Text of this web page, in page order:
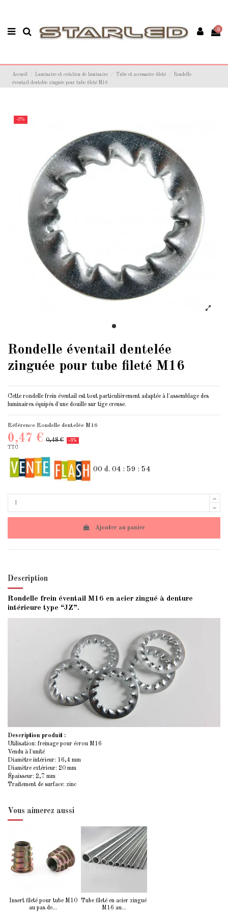
0
Accueil Luminaire et création de luminaire Tube et accessoire fileté
Rondelle
éventail dentelée zinguée pour tube fileté M16
-3%
Rondelle éventail dentelée
zinguée pour tube fileté M16
Cette rondelle frein éventail est tout particulièrement adaptée à l'assemblage des
luminaires équipés d'une douille sur tige creuse.
Référence Rondelle dentelée M16
0,47 € 0,48 €
-3%
TTC
00 d. 04 : 59 : 54
Ajouter au panier
Description
Rondelle frein éventail M16 en acier zingué à denture
intérieure type “JZ”.
Description produit :
Utilisation: freinage pour écrou M16
Vendu à l'unité
Diamètre intérieur: 16,4 mm
Diamètre extérieur: 20 mm
Épaisseur: 2,7 mm
Traitement de surface: zinc
Vous aimerez aussi
Insert fileté pour tube M10
au pas de...
Tube fileté en acier zingué
M16 au...